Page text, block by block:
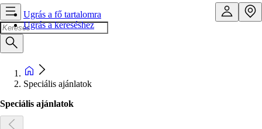
Ugrás a fő tartalomra
Ugrás a kereséshez
Speciális ajánlatok
Speciális ajánlatok